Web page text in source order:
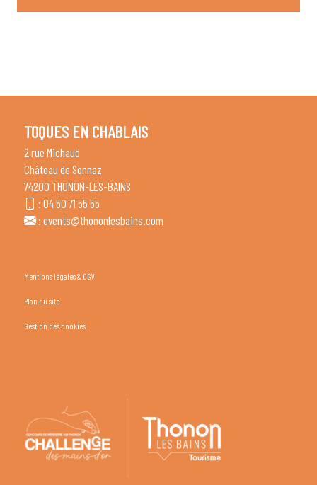
TOQUES EN CHABLAIS
2 rue Michaud
Château de Sonnaz
74200 THONON-LES-BAINS
: 04 50 71 55 55
: events@thononlesbains.com
Mentions légales & CGV
Plan du site
Gestion des cookies